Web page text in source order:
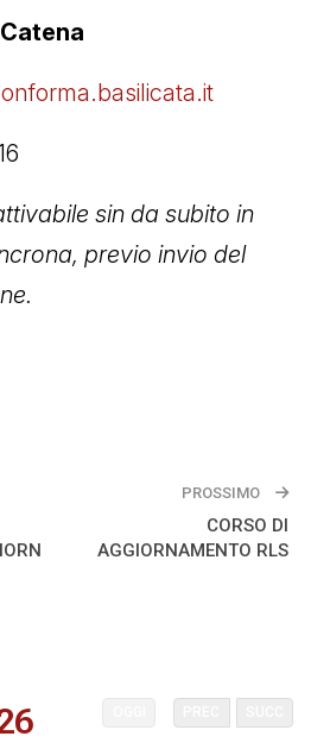
sin da subito in
previo invio del
PROSSIMO
CORSO DI
AGGIORNAMENTO RLS